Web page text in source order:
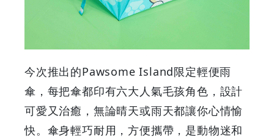
今次推出的Pawsome Island限定輕便雨
傘，每把傘都印有六大人氣毛孩角色，設計
可愛又治癒，無論晴天或雨天都讓你心情愉
快。傘身輕巧耐用，方便攜帶，是動物迷和